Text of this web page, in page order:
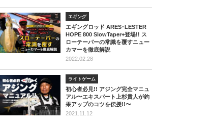
エギング
エギングロッド ARES･LESTER
HOPE 800 SlowTaper+登場!! ス
ローテーパーの常識を覆すニュー
カマーを徹底解説
2022.02.28
ライトゲーム
初心者必見!! アジング完全マニュ
アル〜エキスパート上杉貴人が釣
果アップのコツを伝授!!〜
2021.11.12